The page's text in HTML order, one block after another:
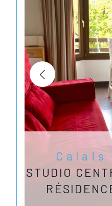
STUDIO